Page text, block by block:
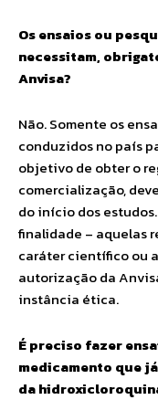
Os ensaios ou
necessitam,
Anvisa?
Não. Somente os
conduzidos no país
objetivo de obter o
comercialização,
do início dos
finalidade – aquelas
caráter científico ou
autorização da
instância ética.
É preciso fazer
medicamento que
da